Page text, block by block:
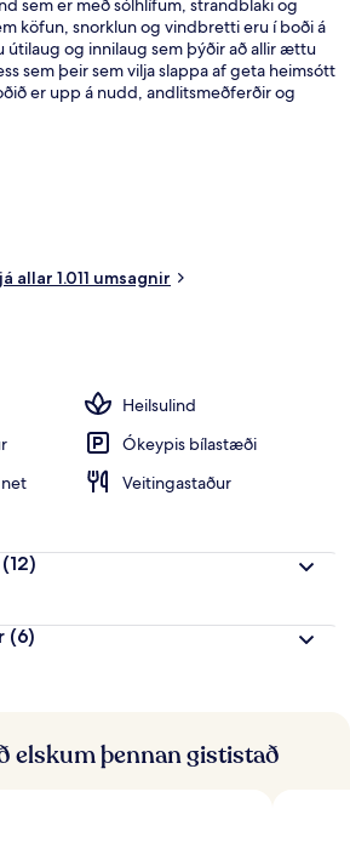
sem er með sólhlífum, strandblaki og
köfun, snorklun og vindbretti eru í boði á
útilaug og innilaug sem þýðir að allir ættu
sem þeir sem vilja slappa af geta heimsótt
er upp á nudd, andlitsmeðferðir og
yfir hafið og býður upp á
Meðal annarra þæginda á þessu hóteli
sem hafa dvalið á staðnum hafa
þess sem þeir nefna sem sérstaka kosti
ástand gististaðarins almennt.
allar 1.011 umsagnir
Heilsulind
Ókeypis bílastæði
Veitingastaður
(12)
(6)
elskum þennan gististað